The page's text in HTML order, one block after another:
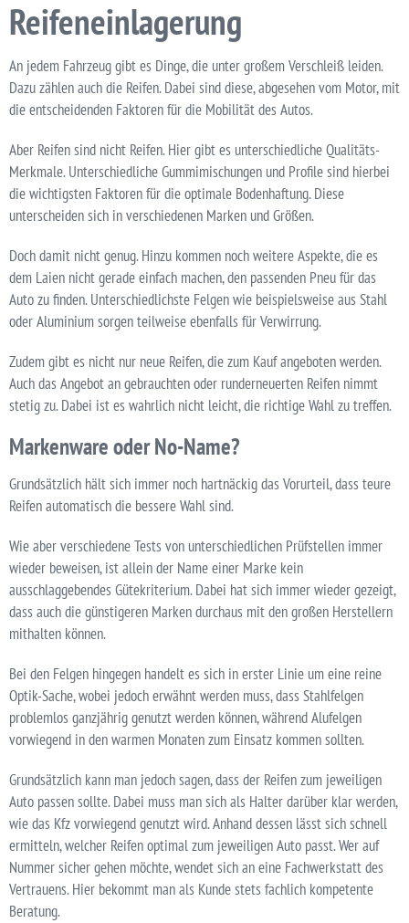
Reifeneinlagerung
An jedem Fahrzeug gibt es Dinge, die unter großem Verschleiß leiden.
Dazu zählen auch die Reifen. Dabei sind diese, abgesehen vom Motor, mit
die entscheidenden Faktoren für die Mobilität des Autos.
Aber Reifen sind nicht Reifen. Hier gibt es unterschiedliche Qualitäts-
Merkmale. Unterschiedliche Gummimischungen und Profile sind hierbei
die wichtigsten Faktoren für die optimale Bodenhaftung. Diese
unterscheiden sich in verschiedenen Marken und Größen.
Doch damit nicht genug. Hinzu kommen noch weitere Aspekte, die es
dem Laien nicht gerade einfach machen, den passenden Pneu für das
Auto zu finden. Unterschiedlichste Felgen wie beispielsweise aus Stahl
oder Aluminium sorgen teilweise ebenfalls für Verwirrung.
Zudem gibt es nicht nur neue Reifen, die zum Kauf angeboten werden.
Auch das Angebot an gebrauchten oder runderneuerten Reifen nimmt
stetig zu. Dabei ist es wahrlich nicht leicht, die richtige Wahl zu treffen.
Markenware oder No-Name?
Grundsätzlich hält sich immer noch hartnäckig das Vorurteil, dass teure
Reifen automatisch die bessere Wahl sind.
Wie aber verschiedene Tests von unterschiedlichen Prüfstellen immer
wieder beweisen, ist allein der Name einer Marke kein
ausschlaggebendes Gütekriterium. Dabei hat sich immer wieder gezeigt,
dass auch die günstigeren Marken durchaus mit den großen Herstellern
mithalten können.
Bei den Felgen hingegen handelt es sich in erster Linie um eine reine
Optik-Sache, wobei jedoch erwähnt werden muss, dass Stahlfelgen
problemlos ganzjährig genutzt werden können, während Alufelgen
vorwiegend in den warmen Monaten zum Einsatz kommen sollten.
Grundsätzlich kann man jedoch sagen, dass der Reifen zum jeweiligen
Auto passen sollte. Dabei muss man sich als Halter darüber klar werden,
wie das Kfz vorwiegend genutzt wird. Anhand dessen lässt sich schnell
ermitteln, welcher Reifen optimal zum jeweiligen Auto passt. Wer auf
Nummer sicher gehen möchte, wendet sich an eine Fachwerkstatt des
Vertrauens. Hier bekommt man als Kunde stets fachlich kompetente
Beratung.